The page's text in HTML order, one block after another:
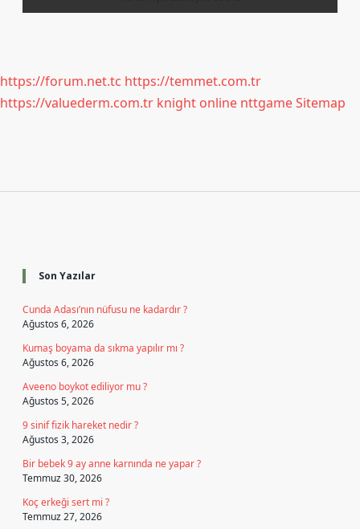
https://forum.net.tc https://temmet.com.tr
https://valuederm.com.tr knight online nttgameSitemap
Son Yazılar
Cunda Adası’nın nüfusu ne kadardır ?
Ağustos 6, 2026
Kumaş boyama da sıkma yapılır mı ?
Ağustos 6, 2026
Aveeno boykot ediliyor mu ?
Ağustos 5, 2026
9 sinif fizik hareket nedir ?
Ağustos 3, 2026
Bir bebek 9 ay anne karnında ne yapar ?
Temmuz 30, 2026
Koç erkeği sert mi ?
Temmuz 27, 2026